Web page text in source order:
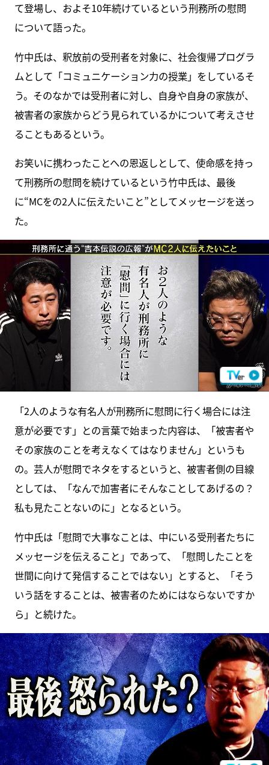
て登場し、およそ10年続けているという刑務所の慰問
について語った。
竹中氏は、釈放前の受刑者を対象に、社会復帰プログラ
ムとして「コミュニケーション力の授業」をしているそ
う。そのなかでは受刑者に対し、自身や自身の家族が、
被害者の家族からどう見られているかについて考えさせ
ることもあるという。
お笑いに携わったことへの恩返しとして、使命感を持っ
て刑務所の慰問を続けているという竹中氏は、最後
に“MCをの2人に伝えたいこと”としてメッセージを送っ
た。
「2人のような有名人が刑務所に慰問に行く場合には注
意が必要です」との言葉で始まった内容は、「被害者や
その家族のことを考えなくてはなりません」というも
の。芸人が慰問でネタをするというと、被害者側の目線
としては、「なんで加害者にそんなことしてあげるの？
私も見たことないのに」となるという。
竹中氏は「慰問で大事なことは、中にいる受刑者たちに
メッセージを伝えること」であって、「慰問したことを
世間に向けて発信することではない」とすると、「そう
いう話をすることは、被害者のためにはならないですか
ら」と続けた。